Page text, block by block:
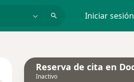
Iniciar sesión
Reserva de cita en
Inactivo